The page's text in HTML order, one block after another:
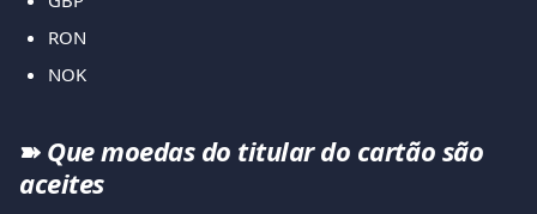
RON
NOK
➽ Que moedas do titular do cartão são
aceites